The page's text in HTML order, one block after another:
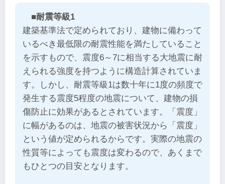
■耐震等級1
建築基準法で定められており、建物に備わって
いるべき最低限の耐震性能を満たしていること
を示すもので、震度6～7に相当する大地震に耐
えられる強度を持つように構造計算されていま
す。しかし、耐震等級1は数十年に1度の頻度で
発生する震度5程度の地震について、建物の損
傷防止に効果があるとされています。「震度」
に幅があるのは、地震の被害状況から「震度」
という値が定められるからです。実際の地震の
性質等によっても震度は変わるので、あくまで
もひとつの目安となります。